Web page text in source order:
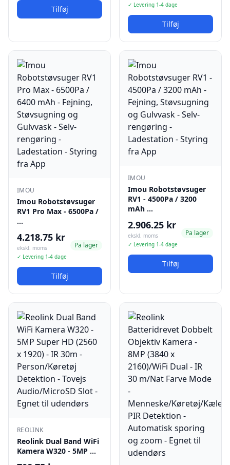
Tilføj
✓ Levering 1-4 dage
Tilføj
IMOU
Imou Robotstøvsuger
RV1 Pro Max - 6500Pa /
…
4.218.75 kr
ekskl. moms
✓ Levering 1-4 dage
Pa lager
Tilføj
IMOU
Imou Robotstøvsuger
RV1 - 4500Pa / 3200
mAh …
2.906.25 kr
ekskl. moms
✓ Levering 1-4 dage
Pa lager
Tilføj
REOLINK
Reolink Dual Band WiFi
Kamera W320 - 5MP …